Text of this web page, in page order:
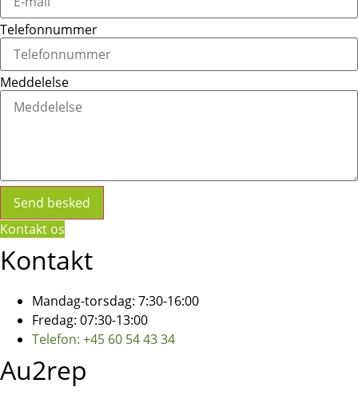
Telefonnummer
Meddelelse
Send besked
Kontakt os
Kontakt
Mandag-torsdag: 7:30-16:00
Fredag: 07:30-13:00
Telefon: +45 60 54 43 34
Au2rep